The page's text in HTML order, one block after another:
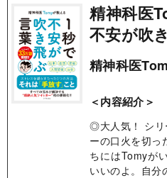
精神科医
不安が吹
精神科医
＜内容紹介＞
◎大人気！ シ
ーの口火を切
ちにはTomyが
いいのよ。自分